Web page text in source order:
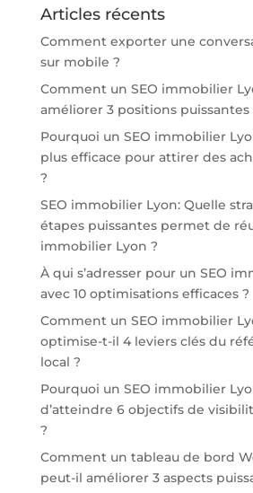
Articles récents
Comment exporter une
sur mobile ?
Comment un SEO immobilier
améliorer 3 positions puissantes
Pourquoi un SEO immobilier
plus efficace pour attirer des
?
SEO immobilier Lyon: Quelle
étapes puissantes permet de
immobilier Lyon ?
À qui s’adresser pour un SEO
avec 10 optimisations efficaces ?
Comment un SEO immobilier
optimise-t-il 4 leviers clés du
local ?
Pourquoi un SEO immobilier
d’atteindre 6 objectifs de
?
Comment un tableau de bord
peut-il améliorer 3 aspects